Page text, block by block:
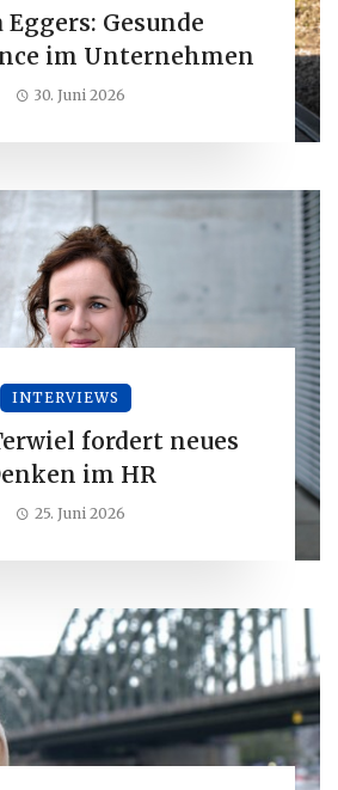
Eggers: Gesunde
im Unternehmen
30. Juni 2026
INTERVIEWS
fordert neues
im HR
25. Juni 2026